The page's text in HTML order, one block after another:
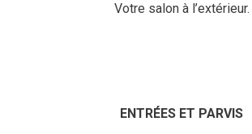
Votre salon à l’extérieur.
ENTRÉES ET PARVIS